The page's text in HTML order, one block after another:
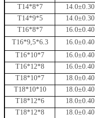
T14*8*7
14.0±0.30
T14*9*5
14.0±0.30
T16*8*7
16.0±0.40
T16*9,5*6.3
16.0±0.40
T16*10*7
16.0±0.40
T16*12*8
16.0±0.40
T18*10*7
18.0±0.40
T18*10*10
18.0±0.40
T18*12*6
18.0±0.40
T18*12*8
18.0±0.40